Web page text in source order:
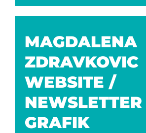
MAGDALENA
ZDRAVKOVIC
WEBSITE /
GRAFIK